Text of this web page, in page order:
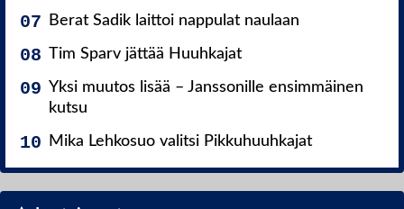
Berat Sadik laittoi nappulat naulaan
Tim Sparv jättää Huuhkajat
Yksi muutos lisää – Janssonille ensimmäinen
kutsu
Mika Lehkosuo valitsi Pikkuhuuhkajat